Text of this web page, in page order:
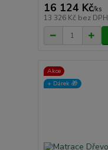
16 124 Kč/ks
13 326 Kč bez DPH
Akce
+ Dárek️ 🎁